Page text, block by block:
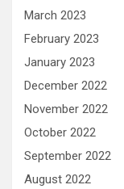
March 2023
February 2023
January 2023
December 2022
November 2022
October 2022
September 2022
August 2022